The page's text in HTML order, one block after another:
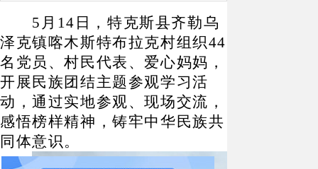
5 月 14 日，特克斯县齐勒乌
泽克镇喀木斯特布拉克村组织44
名党员、村民代表、爱心妈妈，
开展民族团结主题参观学习活
动，通过实地参观、现场交流，
感悟榜样精神，铸牢中华民族共
同体意识。